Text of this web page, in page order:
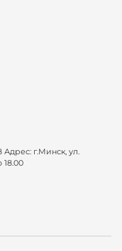
г.Минск, ул.
18.00